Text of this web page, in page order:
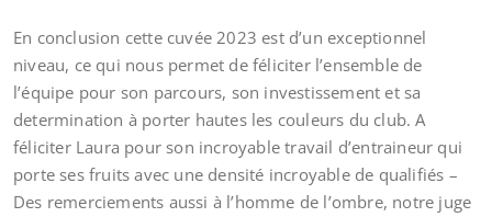
En conclusion cette cuvée 2023 est d’un exceptionnel
niveau, ce qui nous permet de féliciter l’ensemble de
l’équipe pour son parcours, son investissement et sa
determination à porter hautes les couleurs du club. A
féliciter Laura pour son incroyable travail d’entraineur qui
porte ses fruits avec une densité incroyable de qualifiés –
Des remerciements aussi à l’homme de l’ombre, notre juge